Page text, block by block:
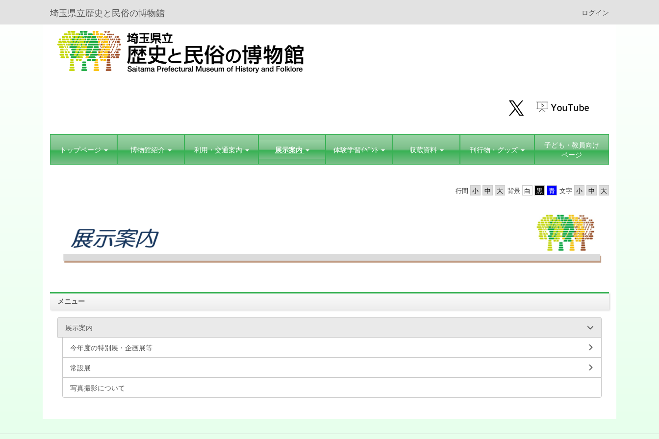
埼玉県立歴史と民俗の博物館 ログイン
トップページ 博物館紹介 利用・交通案内 展示案内 体験学習ｲﾍﾞﾝﾄ 収蔵資料 刊行物・グッズ
子ども・教員向け
ページ
文字
背景
行間
メニュー
展示案内
今年度の特別展・企画展等
常設展
写真撮影について